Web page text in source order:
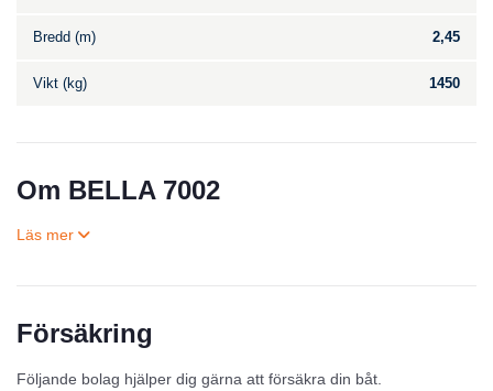
Bredd (m) 2,45
Vikt (kg) 1450
Om BELLA 7002
Försäkring
Följande bolag hjälper dig gärna att försäkra din båt.